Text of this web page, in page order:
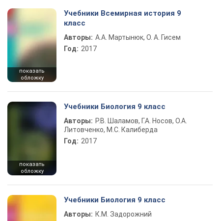
показать
обложку
Учебники Всемирная история 9
класс
Авторы: А.А. Мартынюк, О. А. Гисем
Год: 2017
показать
обложку
Учебники Биология 9 класс
Авторы: Р.В. Шаламов, Г.А. Носов, О.А.
Литовченко, М.С. Калиберда
Год: 2017
Учебники Биология 9 класс
Авторы: К.М. Задорожний